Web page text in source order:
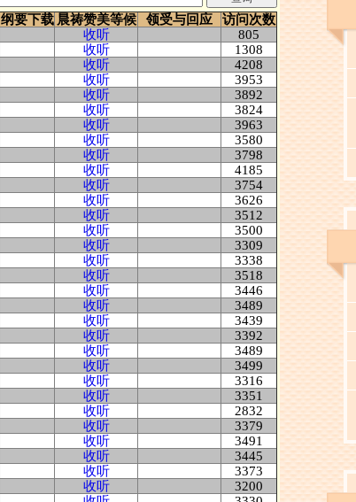
纲要下载 晨祷赞美等候 领受与回应
访问次数
收听
805
收听
1308
收听
4208
收听
3953
收听
3892
收听
3824
收听
3963
收听
3580
收听
3798
收听
4185
收听
3754
收听
3626
收听
3512
收听
3500
收听
3309
收听
3338
收听
3518
收听
3446
收听
3489
收听
3439
收听
3392
收听
3489
收听
3499
收听
3316
收听
3351
收听
2832
收听
3379
收听
3491
收听
3445
收听
3373
收听
3200